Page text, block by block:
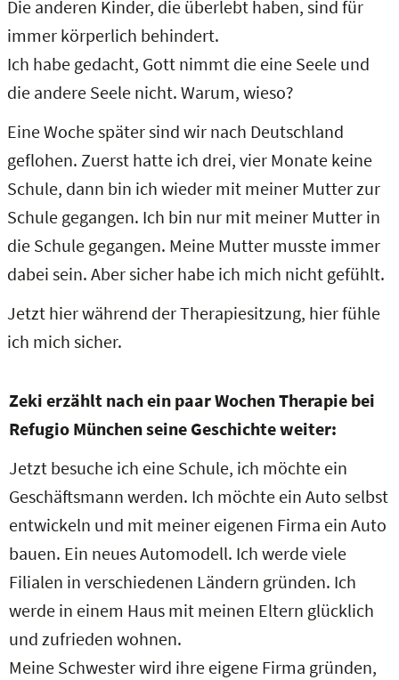
Die anderen Kinder, die überlebt haben, sind für
immer körperlich behindert.
Ich habe gedacht, Gott nimmt die eine Seele und
die andere Seele nicht. Warum, wieso?
Eine Woche später sind wir nach Deutschland
geflohen. Zuerst hatte ich drei, vier Monate keine
Schule, dann bin ich wieder mit meiner Mutter zur
Schule gegangen. Ich bin nur mit meiner Mutter in
die Schule gegangen. Meine Mutter musste immer
dabei sein. Aber sicher habe ich mich nicht gefühlt.
Jetzt hier während der Therapiesitzung, hier fühle
ich mich sicher.
Zeki erzählt nach ein paar Wochen Therapie bei
Refugio München seine Geschichte weiter:
Jetzt besuche ich eine Schule, ich möchte ein
Geschäftsmann werden. Ich möchte ein Auto selbst
entwickeln und mit meiner eigenen Firma ein Auto
bauen. Ein neues Automodell. Ich werde viele
Filialen in verschiedenen Ländern gründen. Ich
werde in einem Haus mit meinen Eltern glücklich
und zufrieden wohnen.
Meine Schwester wird ihre eigene Firma gründen,